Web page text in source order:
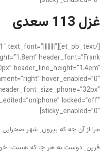
غزل 113 سعدی
text_font=”||||||||”
header_font=”Frank
header_line_height=”1.4em”
hover_enabled=”0″
locked=”off”
sticky_enabled=”0″]
مرا از آن چه که بیرون ِ شهر
قرین ِ دوست به هر جا که هست،